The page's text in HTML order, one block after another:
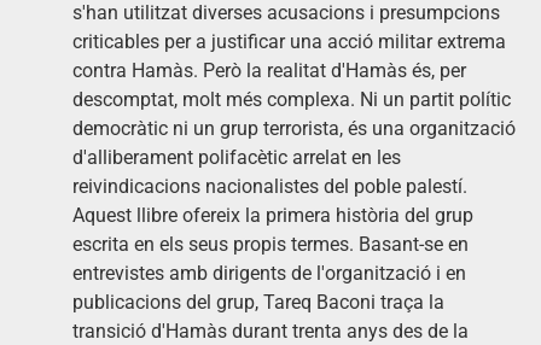
s'han utilitzat diverses acusacions i presumpcions
criticables per a justificar una acció militar extrema
contra Hamàs. Però la realitat d'Hamàs és, per
descomptat, molt més complexa. Ni un partit polític
democràtic ni un grup terrorista, és una organització
d'alliberament polifacètic arrelat en les
reivindicacions nacionalistes del poble palestí.
Aquest llibre ofereix la primera història del grup
escrita en els seus propis termes. Basant-se en
entrevistes amb dirigents de l'organització i en
publicacions del grup, Tareq Baconi traça la
transició d'Hamàs durant trenta anys des de la